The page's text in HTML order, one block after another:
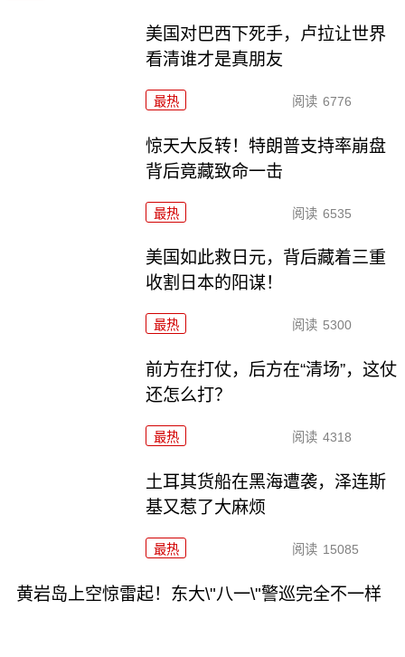
美国对巴西下死手，卢拉让世界
看清谁才是真朋友
最热 阅读 6776
惊天大反转！特朗普支持率崩盘
背后竟藏致命一击
最热 阅读 6535
美国如此救日元，背后藏着三重
收割日本的阳谋！
最热 阅读 5300
前方在打仗，后方在“清场”，这仗
还怎么打？
最热 阅读 4318
土耳其货船在黑海遭袭，泽连斯
基又惹了大麻烦
最热 阅读 15085
黄岩岛上空惊雷起！东大\"八一\"警巡完全不一样